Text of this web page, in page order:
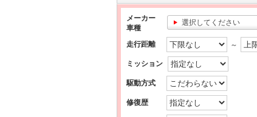
メーカー
車種
選択してください
走行距離 ～
ミッション
駆動方式
修復歴